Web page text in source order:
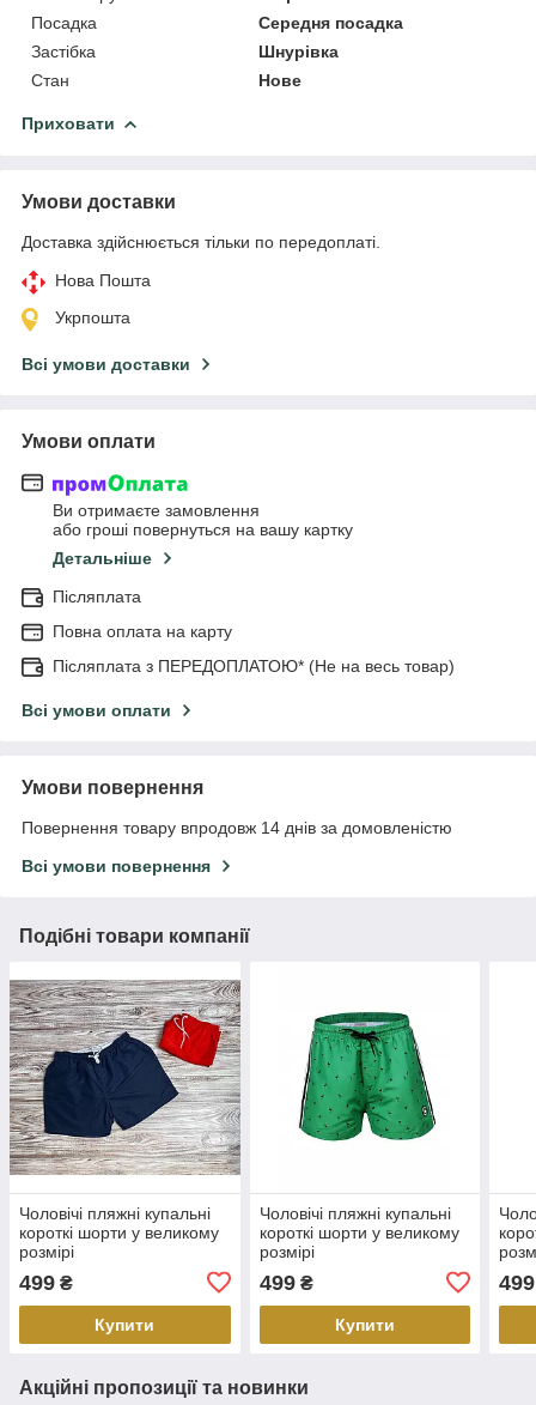
Посадка
Середня посадка
Застібка
Шнурівка
Стан
Нове
Приховати
Умови доставки
Доставка здійснюється тільки по передоплаті.
Нова Пошта
Укрпошта
Всі умови доставки
Умови оплати
Ви отримаєте замовлення
або гроші повернуться на вашу картку
Детальніше
Післяплата
Повна оплата на карту
Післяплата з ПЕРЕДОПЛАТОЮ* (Не на весь товар)
Всі умови оплати
Умови повернення
Повернення товару впродовж 14 днів за домовленістю
Всі умови повернення
Подібні товари компанії
Чоловічі пляжні купальні
короткі шорти у великому
розмірі
499 ₴
Купити
Чоловічі пляжні купальні
короткі шорти у великому
розмірі
499₴
Купити
499
Акційні пропозиції та новинки